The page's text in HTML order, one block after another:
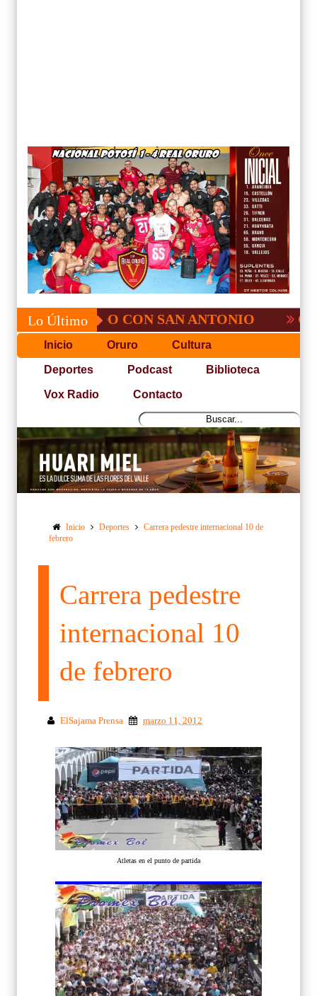
Lo Último
PUDO CON SAN ANTONIO COPA
Inicio Oruro Cultura
Deportes Podcast Biblioteca
Vox Radio Contacto
Inicio Deportes
Carrera pedestre internacional 10 de
febrero
Carrera pedestre
internacional 10
de febrero
ElSajama Prensa marzo 11, 2012
Atletas en el punto de partida